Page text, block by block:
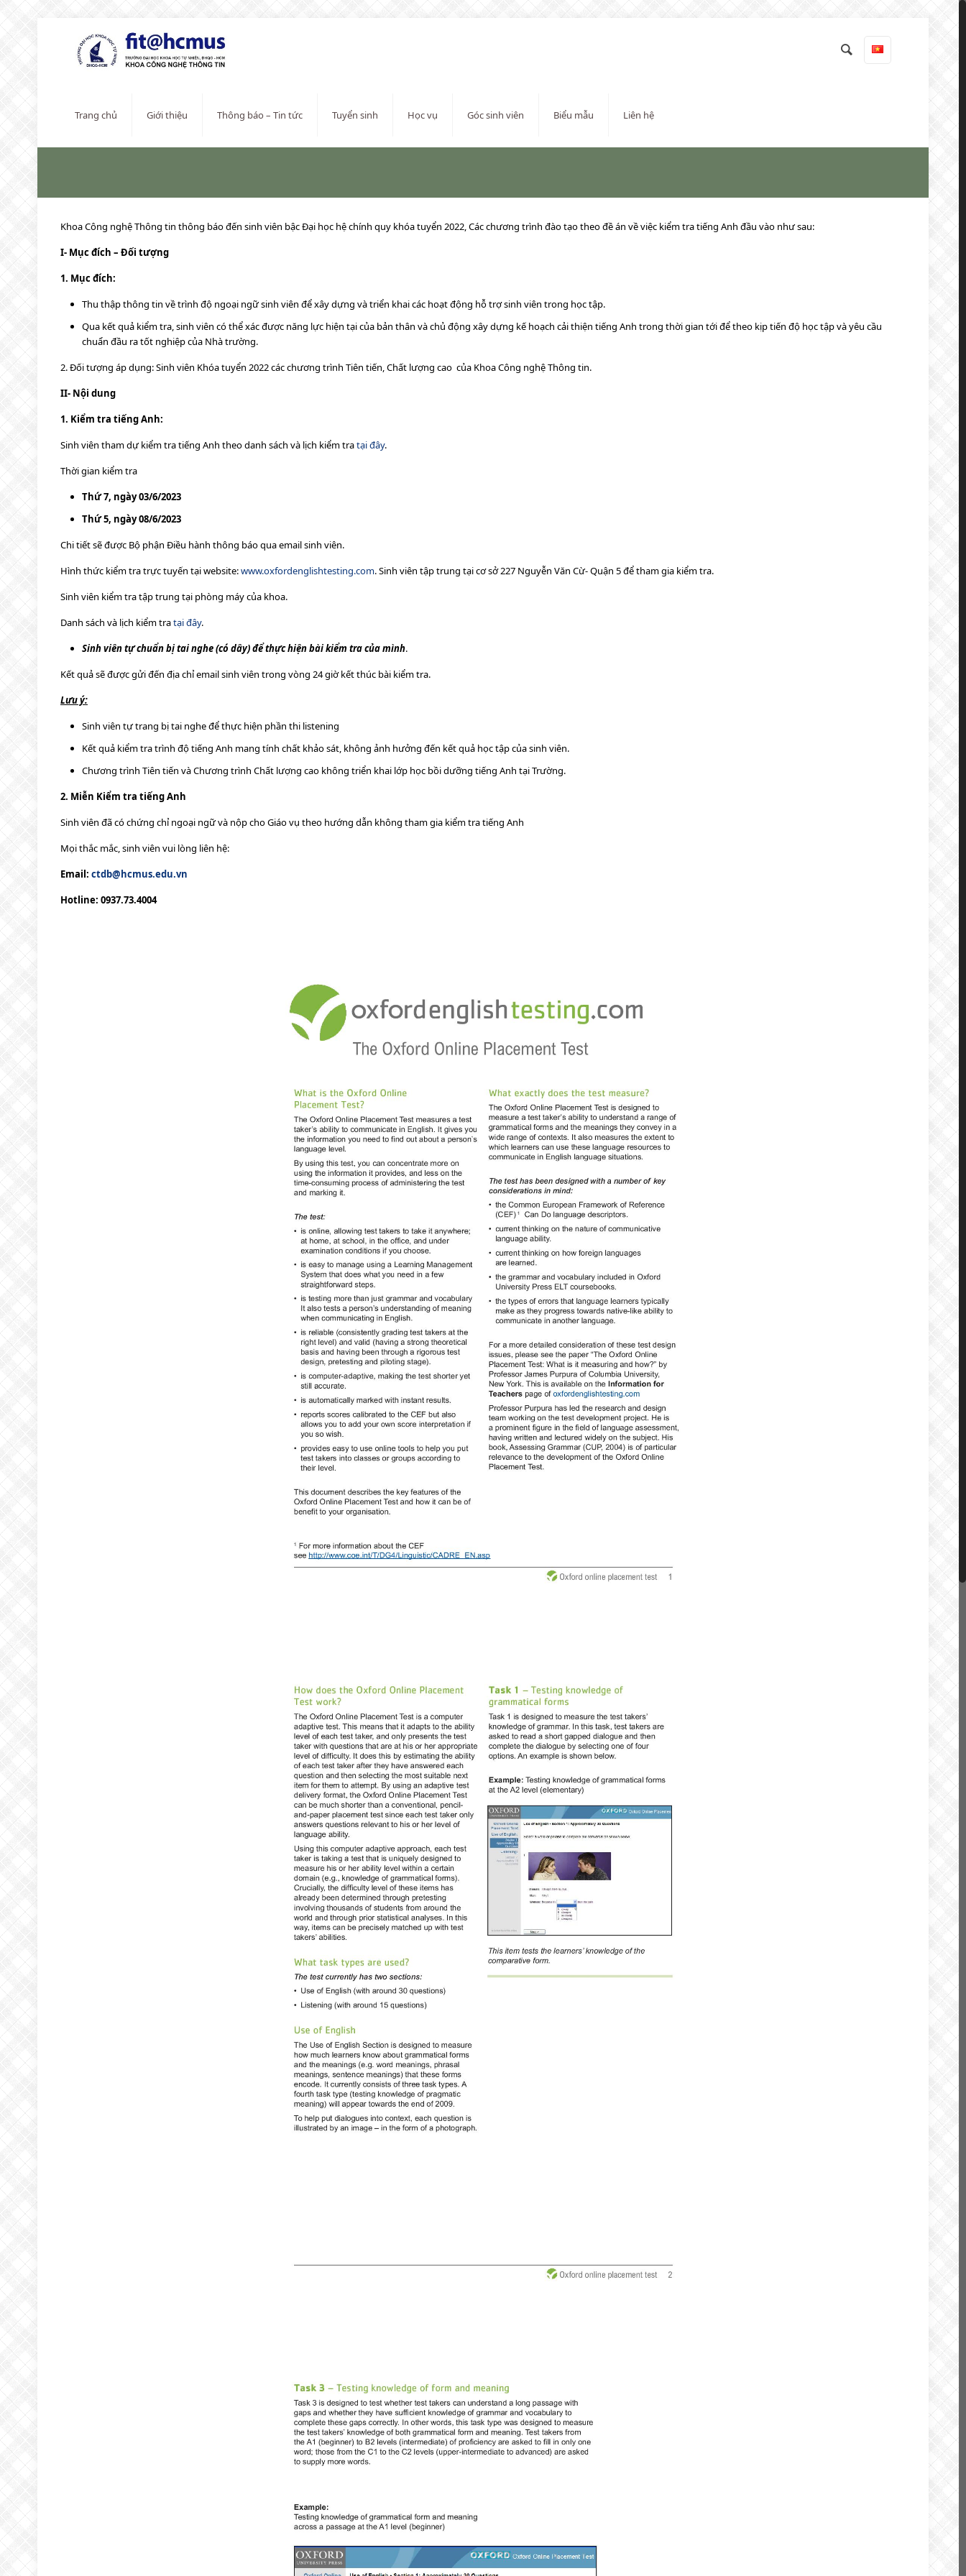
Trang chủ Giới thiệu Thông báo – Tin tức Tuyển sinh Học vụ Góc sinh viên Biểu mẫu Liên hệ
Khoa Công nghệ Thông tin thông báo đến sinh viên bậc Đại học hệ chính quy khóa tuyển 2022, Các chương trình đào tạo theo đề án về việc kiểm tra tiếng Anh đầu vào như sau:
I- Mục đích – Đối tượng
1. Mục đích:
Thu thập thông tin về trình độ ngoại ngữ sinh viên để xây dựng và triển khai các hoạt động hỗ trợ sinh viên trong học tập.
Qua kết quả kiểm tra, sinh viên có thể xác được năng lực hiện tại của bản thân và chủ động xây dựng kế hoạch cải thiện tiếng Anh trong thời gian tới để theo kịp tiến độ học tập và yêu cầu
chuẩn đầu ra tốt nghiệp của Nhà trường.
2. Đối tượng áp dụng: Sinh viên Khóa tuyển 2022 các chương trình Tiên tiến, Chất lượng cao của Khoa Công nghệ Thông tin.
II- Nội dung
1. Kiểm tra tiếng Anh:
Sinh viên tham dự kiểm tra tiếng Anh theo danh sách và lịch kiểm tratại đây.
Thời gian kiểm tra
Thứ 7, ngày 03/6/2023
Thứ 5, ngày 08/6/2023
Chi tiết sẽ được Bộ phận Điều hành thông báo qua email sinh viên.
Hình thức kiểm tra trực tuyến tại website:www.oxfordenglishtesting.com. Sinh viên tập trung tại cơ sở 227 Nguyễn Văn Cừ- Quận 5 để tham gia kiểm tra.
Sinh viên kiểm tra tập trung tại phòng máy của khoa.
Danh sách và lịch kiểm tratại đây.
Sinh viên tự chuẩn bị tai nghe (có dây) để thực hiện bài kiểm tra của mình.
Kết quả sẽ được gửi đến địa chỉ email sinh viên trong vòng 24 giờ kết thúc bài kiểm tra.
Lưu ý:
Sinh viên tự trang bị tai nghe để thực hiện phần thi listening
Kết quả kiểm tra trình độ tiếng Anh mang tính chất khảo sát, không ảnh hưởng đến kết quả học tập của sinh viên.
Chương trình Tiên tiến và Chương trình Chất lượng cao không triển khai lớp học bồi dưỡng tiếng Anh tại Trường.
2. Miễn Kiểm tra tiếng Anh
Sinh viên đã có chứng chỉ ngoại ngữ và nộp cho Giáo vụ theo hướng dẫn không tham gia kiểm tra tiếng Anh
Mọi thắc mắc, sinh viên vui lòng liên hệ:
Email: ctdb@hcmus.edu.vn
Hotline: 0937.73.4004